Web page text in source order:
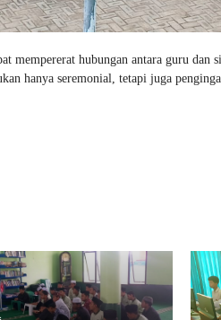
hubungan antara guru dan
hanya seremonial, tetapi juga